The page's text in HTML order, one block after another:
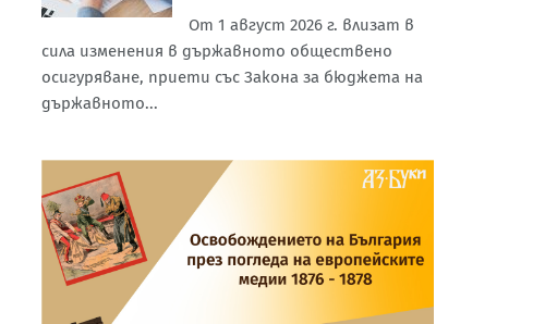
От 1 август 2026 г. влизат в
сила изменения в държавното обществено
осигуряване, приети със Закона за бюджета на
държавното...